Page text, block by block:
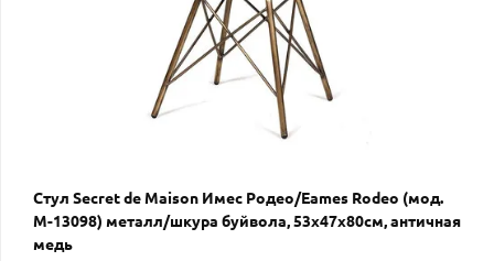
Стул Secret de Maison Имес Родео/Eames Rodeo (мод.
M-13098) металл/шкура буйвола, 53х47х80см, античная
медь